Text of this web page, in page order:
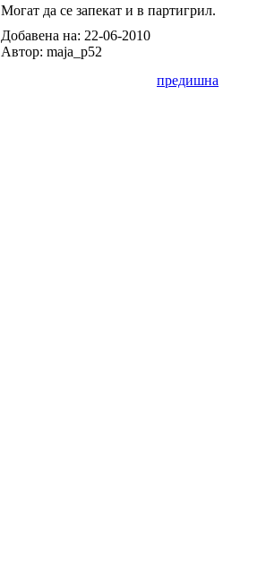
Могат да се запекат и в партигрил.
Добавена на: 22-06-2010
Автор: maja_p52
предишна